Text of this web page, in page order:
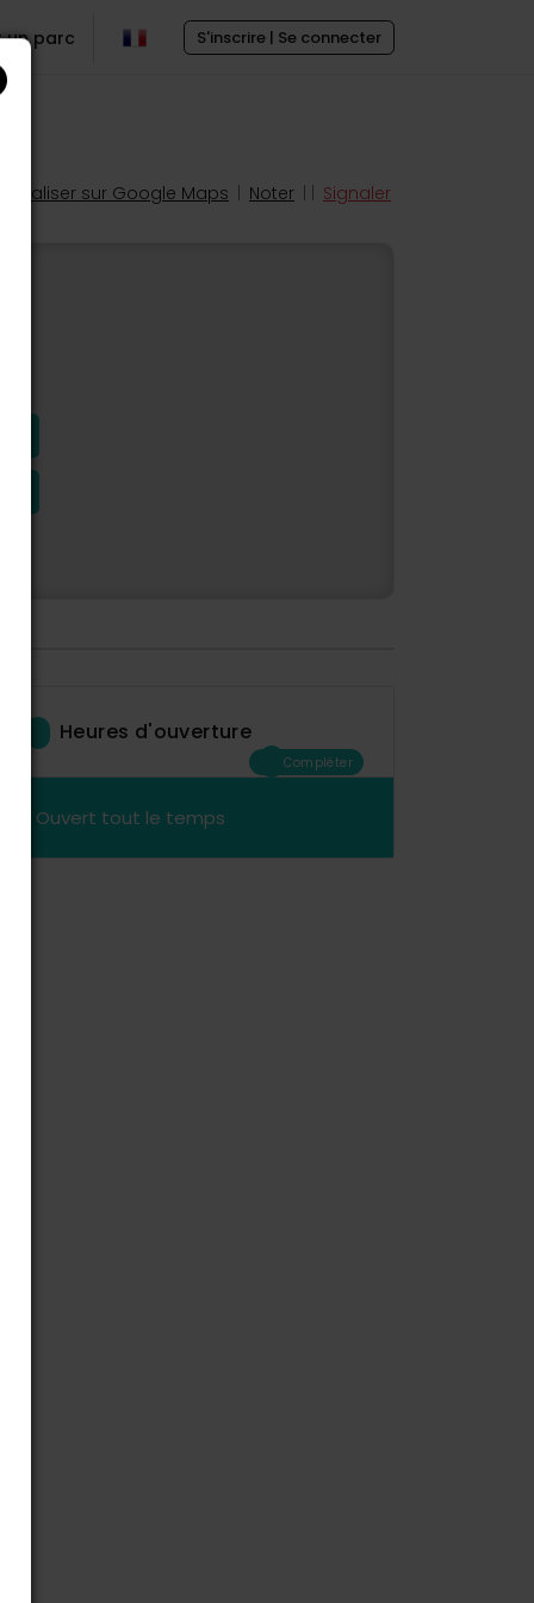
S'inscrire | Se connecter
un parc
Localiser sur Google Maps Noter Signaler
Heures d'ouverture
Compléter
Ouvert tout le temps